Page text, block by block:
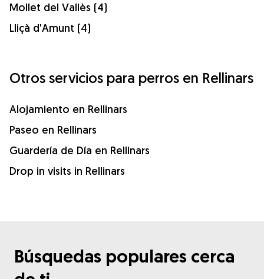
Mollet del Vallès (4)
Lliçà d'Amunt (4)
Otros servicios para perros en Rellinars
Alojamiento en Rellinars
Paseo en Rellinars
Guardería de Día en Rellinars
Drop in visits in Rellinars
Búsquedas populares cerca